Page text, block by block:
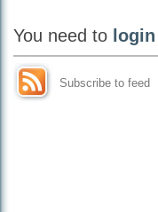
You need to login
Subscribe to feed